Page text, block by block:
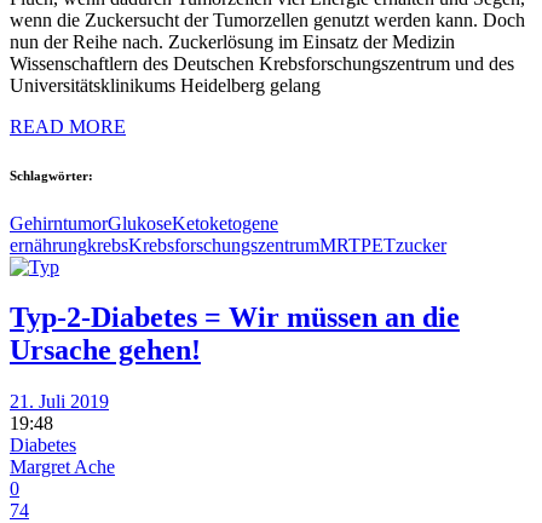
wenn die Zuckersucht der Tumorzellen genutzt werden kann. Doch
nun der Reihe nach. Zuckerlösung im Einsatz der Medizin
Wissenschaftlern des Deutschen Krebsforschungszentrum und des
Universitätsklinikums Heidelberg gelang
READ MORE
Schlagwörter:
GehirntumorGlukoseKetoketogene
ernährungkrebsKrebsforschungszentrumMRTPETzucker
Typ-2-Diabetes = Wir müssen an die
Ursache gehen!
21. Juli 2019
19:48
Diabetes
Margret Ache
0
74